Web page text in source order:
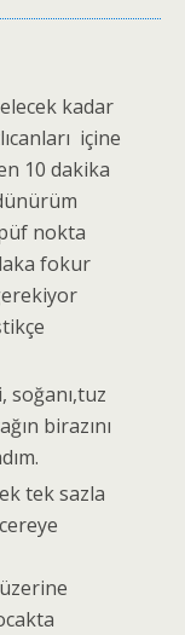
kadar
içine
10 dakika
nokta
fokur
soğanı,tuz
birazını
tek sazla